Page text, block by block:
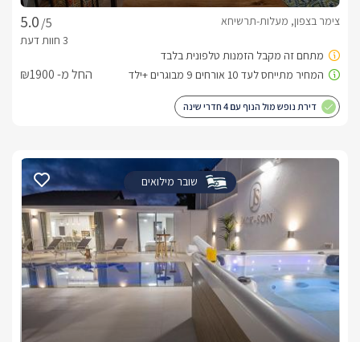
/5
צימר בצפון, מעלות-תרשיחא
החל מ- ₪1900
דירת נופש מול הנוף עם 4 חדרי שינה
שובר מילואים